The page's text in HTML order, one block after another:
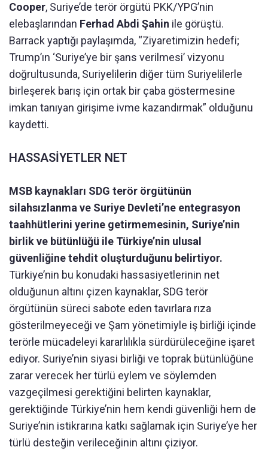
Cooper, Suriye’de terör örgütü PKK/YPG’nin
elebaşlarından Ferhad Abdi Şahin ile görüştü.
Barrack yaptığı paylaşımda, “Ziyaretimizin hedefi;
Trump’ın ‘Suriye’ye bir şans verilmesi’ vizyonu
doğrultusunda, Suriyelilerin diğer tüm Suriyelilerle
birleşerek barış için ortak bir çaba göstermesine
imkan tanıyan girişime ivme kazandırmak” olduğunu
kaydetti.
HASSASİYETLER NET
MSB kaynakları SDG terör örgütünün
silahsızlanma ve Suriye Devleti’ne entegrasyon
taahhütlerini yerine getirmemesinin, Suriye’nin
birlik ve bütünlüğü ile Türkiye’nin ulusal
güvenliğine tehdit oluşturduğunu belirtiyor.
Türkiye’nin bu konudaki hassasiyetlerinin net
olduğunun altını çizen kaynaklar, SDG terör
örgütünün süreci sabote eden tavırlara rıza
gösterilmeyeceği ve Şam yönetimiyle iş birliği içinde
terörle mücadeleyi kararlılıkla sürdürüleceğine işaret
ediyor. Suriye’nin siyasi birliği ve toprak bütünlüğüne
zarar verecek her türlü eylem ve söylemden
vazgeçilmesi gerektiğini belirten kaynaklar,
gerektiğinde Türkiye’nin hem kendi güvenliği hem de
Suriye’nin istikrarına katkı sağlamak için Suriye’ye her
türlü desteğin verileceğinin altını çiziyor.